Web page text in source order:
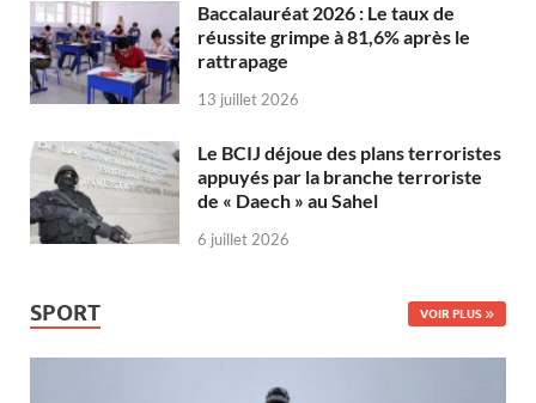
Baccalauréat 2026 : Le taux de
réussite grimpe à 81,6% après le
rattrapage
13 juillet 2026
Le BCIJ déjoue des plans terroristes
appuyés par la branche terroriste
de « Daech » au Sahel
6 juillet 2026
SPORT VOIR PLUS